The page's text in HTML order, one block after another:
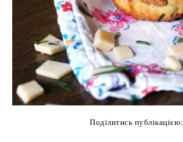
Поділитись публікацією: